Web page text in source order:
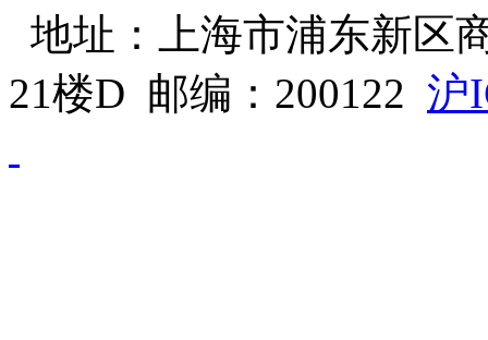
地址：上海市浦东新区
21楼D 邮编：200122 沪